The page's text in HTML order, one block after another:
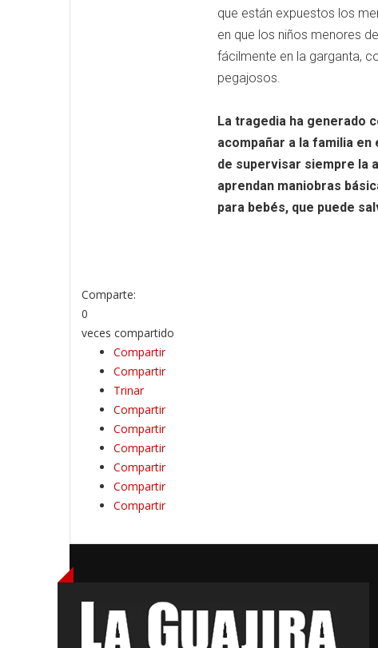
que están expuestos los
en que los niños menores
fácilmente en la garganta,
pegajosos.
La tragedia ha generado
acompañar a la familia
de supervisar siempre la
aprendan maniobras
para bebés, que puede
Comparte:
0
veces compartido
Compartir
Compartir
Trinar
Compartir
Compartir
Compartir
Compartir
Compartir
Compartir